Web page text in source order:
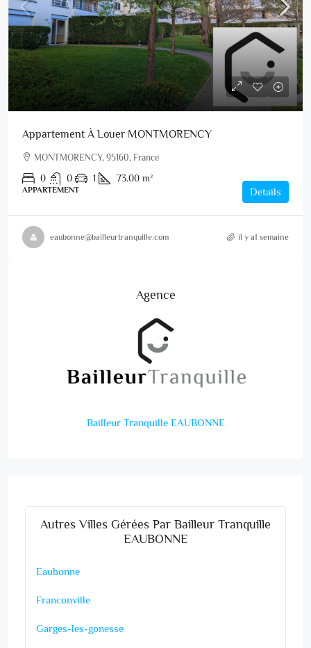
Appartement À Louer MONTMORENCY
MONTMORENCY, 95160, France
0 0 1 73.00 m²
APPARTEMENT Details
eaubonne@bailleurtranquille.com il y a1 semaine
Agence
Bailleur Tranquille EAUBONNE
Autres Villes Gérées Par Bailleur Tranquille
EAUBONNE
Eaubonne
Franconville
Garges-les-gonesse